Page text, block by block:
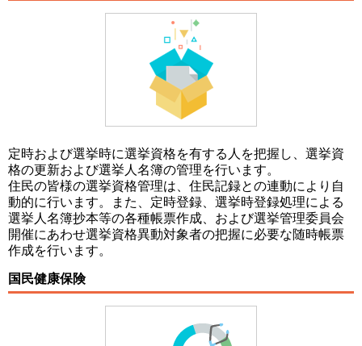
定時および選挙時に選挙資格を有する人を把握し、選挙資
格の更新および選挙人名簿の管理を行います。
住民の皆様の選挙資格管理は、住民記録との連動により自
動的に行います。また、定時登録、選挙時登録処理による
選挙人名簿抄本等の各種帳票作成、および選挙管理委員会
開催にあわせ選挙資格異動対象者の把握に必要な随時帳票
作成を行います。
国民健康保険